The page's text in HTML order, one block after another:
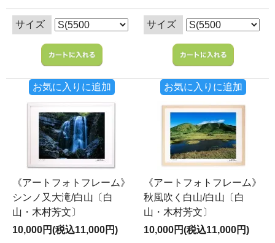
サイズ
お気に入りに追加
サイズ
お気に入りに追加
《アートフォトフレーム》
シンノ又大滝/白山〔白
山・木村芳文〕
10,000円(税込11,000円)
《アートフォトフレーム》
秋風吹く白山/白山〔白
山・木村芳文〕
10,000円(税込11,000円)